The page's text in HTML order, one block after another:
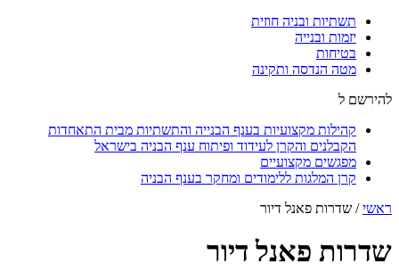
תשתיות ובניה חוזית
יזמות ובנייה
בטיחות
מטה הנדסה ותקינה
להירשם ל
קהילות מקצועיות בענף הבנייה והתשתיות מבית התאחדות
הקבלנים והקרן לעידוד ופיתוח ענף הבניה בישראל
מפגשים מקצועיים
קרן המלגות ללימודים ומחקר בענף הבניה
ראשי/ שדרות פאנל דיור
שדרות פאנל דיור